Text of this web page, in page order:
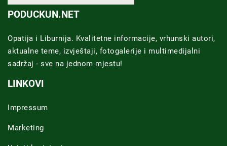
PODUCKUN.NET
Opatija i Liburnija. Kvalitetne informacije, vrhunski autori,
aktualne teme, izvještaji, fotogalerije i multimedijalni
sadržaj - sve na jednom mjestu!
LINKOVI
Impressum
Marketing